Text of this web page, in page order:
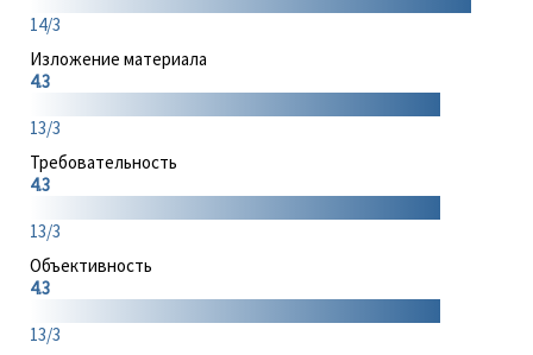
14/3
Изложение материала
4.3
13/3
Требовательность
4.3
13/3
Объективность
4.3
13/3